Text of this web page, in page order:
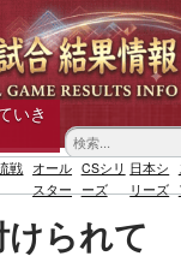
いき
戦 オール
スター
CSシリ
ーズ
日本シ
リーズ
られて